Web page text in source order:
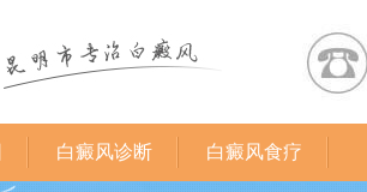
白癜风诊断 白癜风食疗